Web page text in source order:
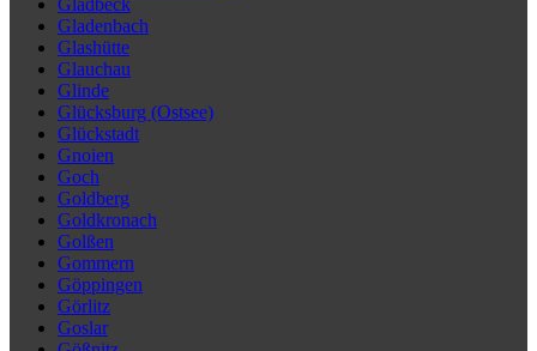
Gladbeck
Gladenbach
Glashütte
Glauchau
Glinde
Glücksburg (Ostsee)
Glückstadt
Gnoien
Goch
Goldberg
Goldkronach
Golßen
Gommern
Göppingen
Görlitz
Goslar